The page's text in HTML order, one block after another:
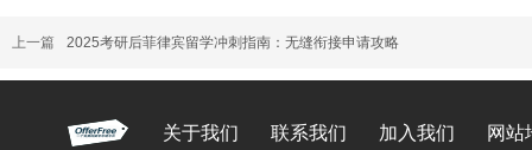
上一篇 2025考研后菲律宾留学冲刺指南：无缝衔接申请攻略
关于我们 联系我们 加入我们 网站